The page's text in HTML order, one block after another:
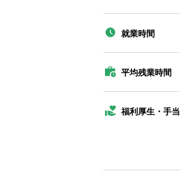
就業時間
平均残業時間
福利厚生・手当